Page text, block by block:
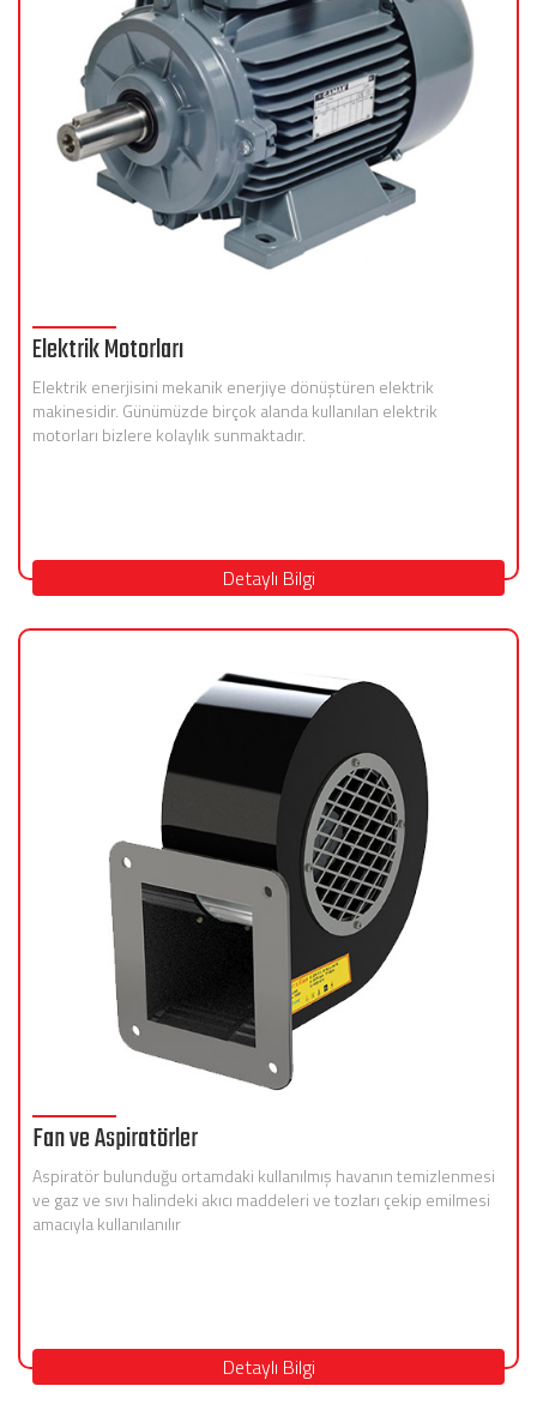
Elektrik Motorları
Elektrik enerjisini mekanik enerjiye dönüştüren elektrik
makinesidir. Günümüzde birçok alanda kullanılan elektrik
motorları bizlere kolaylık sunmaktadır.
Detaylı Bilgi
Fan ve Aspiratörler
Aspiratör bulunduğu ortamdaki kullanılmış havanın temizlenmesi
ve gaz ve sıvı halindeki akıcı maddeleri ve tozları çekip emilmesi
amacıyla kullanılanılır
Detaylı Bilgi